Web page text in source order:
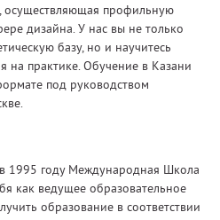
осуществляющая профильную
дизайна. У нас вы не только
базу, но и научитесь
на практике. Обучение в Казани
под руководством
1995 году Международная Школа
как ведущее образовательное
образование в соответствии